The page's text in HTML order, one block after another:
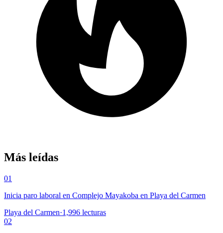
Más leídas
01
Inicia paro laboral en Complejo Mayakoba en Playa del Carmen
Playa del Carmen·1,996 lecturas
02